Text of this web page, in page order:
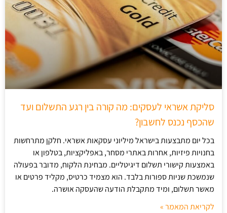
סליקת אשראי לעסקים: מה קורה בין רגע התשלום ועד
שהכסף נכנס לחשבון?
בכל יום מתבצעות בישראל מיליוני עסקאות אשראי. חלקן מתרחשות
בחנויות פיזיות, אחרות באתרי מסחר, באפליקציות, בטלפון או
באמצעות קישורי תשלום דיגיטליים. מבחינת הלקוח, מדובר בפעולה
שנמשכת שניות ספורות בלבד. הוא מצמיד כרטיס, מקליד פרטים או
מאשר תשלום, ומיד מתקבלת הודעה שהעסקה אושרה.
לקריאת המאמר »